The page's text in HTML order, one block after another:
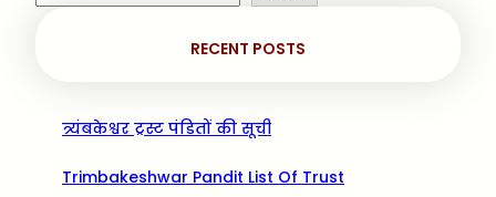
RECENT POSTS
त्र्यंबकेश्वर ट्रस्ट पंडितों की सूची
Trimbakeshwar Pandit List Of Trust